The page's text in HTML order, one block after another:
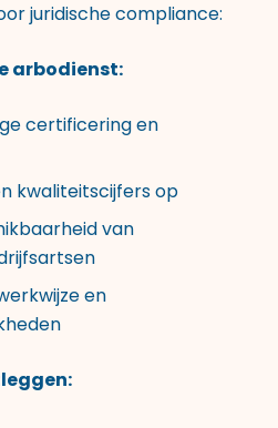
juridische compliance:
arbodienst:
certificering en
kwaliteitscijfers op
van
en